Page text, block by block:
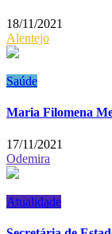
18/11/2021
Alentejo
Saúde
Maria Filomena
17/11/2021
Odemira
Atualidade